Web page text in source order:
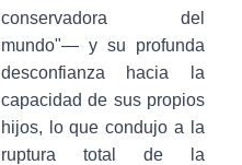
conservadora del
mundo"— y su profunda
desconfianza hacia la
capacidad de sus propios
hijos, lo que condujo a la
ruptura total de la